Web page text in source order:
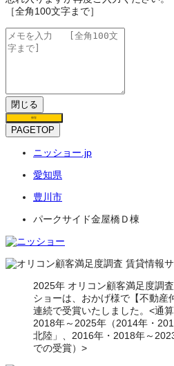
［全角100文字まで］
閉じる
保存
PAGETOP
ニッショー.jp
愛知県
豊川市
パークサイド金屋橋Ｄ棟
2025年 オリコン顧客満足度調
ショーは、おかげ様で【不動産
連続で受賞いたしました。<通
2018年～2025年（2014年・
北陸」、2016年・2018年～
での受賞）>